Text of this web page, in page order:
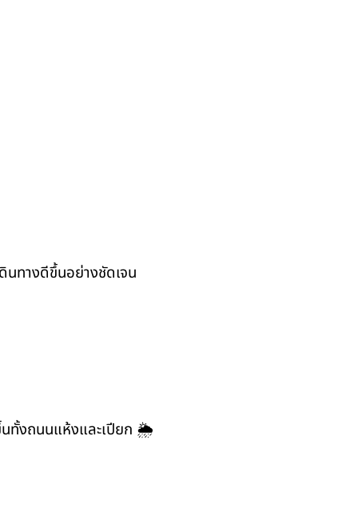
นทางดีขึ้นอย่างชัดเจน
นทั้งถนนแห้งและเปียก 🌦️